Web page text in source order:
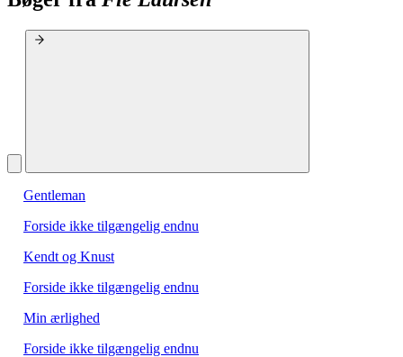
Gentleman
Forside ikke tilgængelig endnu
Kendt og Knust
Forside ikke tilgængelig endnu
Min ærlighed
Forside ikke tilgængelig endnu